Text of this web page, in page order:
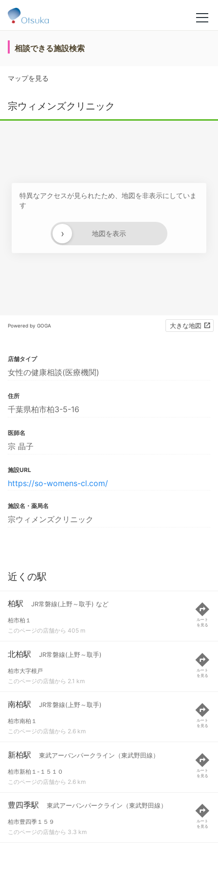
相談できる施設検索
マップを見る
宗ウィメンズクリニック
特異なアクセスが見られたため、地図を非表示にしていま
す
地図を表示
›
Powered by GOGA 大きな地図
店舗タイプ
女性の健康相談(医療機関)
住所
千葉県柏市柏3-5-16
医師名
宗 晶子
施設URL
https://so-womens-cl.com/
施設名・薬局名
宗ウィメンズクリニック
近くの駅
柏駅 JR常磐線(上野～取手) など
柏市柏１
このページの店舗から 405 m
ルート
を見る
北柏駅 JR常磐線(上野～取手)
柏市大字根戸
このページの店舗から 2.1 km
ルート
を見る
南柏駅 JR常磐線(上野～取手)
柏市南柏１
このページの店舗から 2.6 km
ルート
を見る
新柏駅 東武アーバンパークライン（東武野田線）
柏市新柏１-１５１０
このページの店舗から 2.6 km
ルート
を見る
豊四季駅 東武アーバンパークライン（東武野田線）
柏市豊四季１５９
このページの店舗から 3.3 km
ルート
を見る